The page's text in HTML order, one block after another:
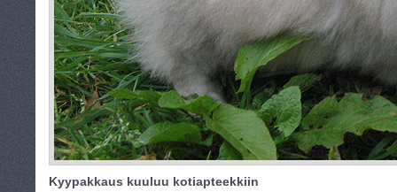
Kyypakkaus kuuluu kotiapteekkiin